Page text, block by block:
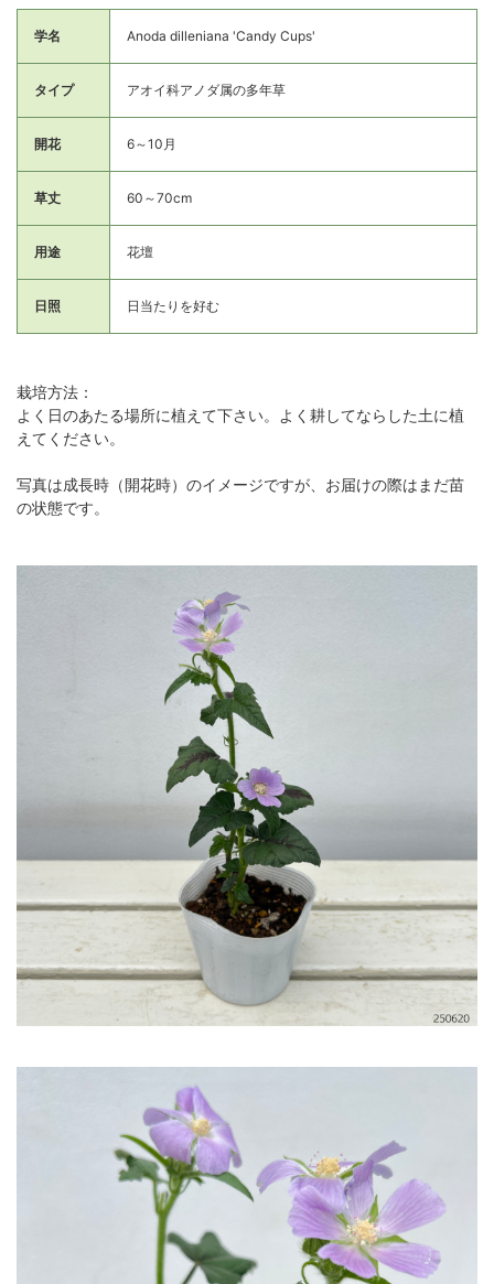
学名 Anoda dilleniana 'Candy Cups'
タイプ アオイ科アノダ属の多年草
開花 6～10月
草丈 60～70cm
用途 花壇
日照 日当たりを好む
栽培方法：
よく日のあたる場所に植えて下さい。よく耕してならした土に植
えてください。
写真は成長時（開花時）のイメージですが、お届けの際はまだ苗
の状態です。